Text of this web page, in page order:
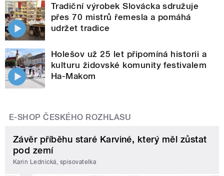
Tradiční výrobek Slovácka sdružuje
přes 70 mistrů řemesla a pomáhá
udržet tradice
Holešov už 25 let připomíná historii a
kulturu židovské komunity festivalem
Ha-Makom
E-SHOP ČESKÉHO ROZHLASU
Závěr příběhu staré Karviné, který měl zůstat
pod zemí
Karin Lednická, spisovatelka